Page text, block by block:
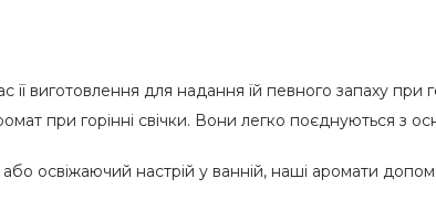
її виготовлення для надання їй певного запаху при
при горінні свічки. Вони легко поєднуються з
або освіжаючий настрій у ванній, наші аромати